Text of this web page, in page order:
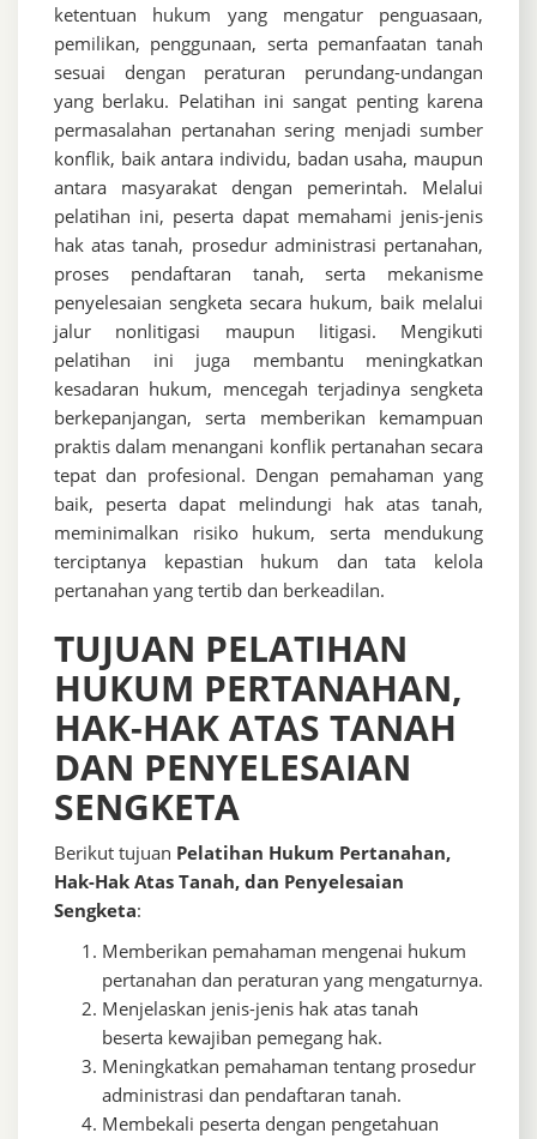
ketentuan hukum yang mengatur penguasaan,
pemilikan, penggunaan, serta pemanfaatan tanah
sesuai dengan peraturan perundang-undangan
yang berlaku. Pelatihan ini sangat penting karena
permasalahan pertanahan sering menjadi sumber
konflik, baik antara individu, badan usaha, maupun
antara masyarakat dengan pemerintah. Melalui
pelatihan ini, peserta dapat memahami jenis-jenis
hak atas tanah, prosedur administrasi pertanahan,
proses pendaftaran tanah, serta mekanisme
penyelesaian sengketa secara hukum, baik melalui
jalur nonlitigasi maupun litigasi. Mengikuti
pelatihan ini juga membantu meningkatkan
kesadaran hukum, mencegah terjadinya sengketa
berkepanjangan, serta memberikan kemampuan
praktis dalam menangani konflik pertanahan secara
tepat dan profesional. Dengan pemahaman yang
baik, peserta dapat melindungi hak atas tanah,
meminimalkan risiko hukum, serta mendukung
terciptanya kepastian hukum dan tata kelola
pertanahan yang tertib dan berkeadilan.
TUJUAN PELATIHAN
HUKUM PERTANAHAN,
HAK-HAK ATAS TANAH
DAN PENYELESAIAN
SENGKETA
Berikut tujuan Pelatihan Hukum Pertanahan,
Hak-Hak Atas Tanah, dan Penyelesaian
Sengketa:
Memberikan pemahaman mengenai hukum
pertanahan dan peraturan yang mengaturnya.
Menjelaskan jenis-jenis hak atas tanah
beserta kewajiban pemegang hak.
Meningkatkan pemahaman tentang prosedur
administrasi dan pendaftaran tanah.
Membekali peserta dengan pengetahuan